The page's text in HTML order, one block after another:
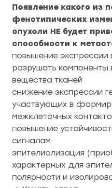
Появление какого из
фенотипических
опухоли НЕ будет
способности к
повышение экспрессии
разрушать компоненты
вещества тканей
снижение экспрессии
участвующих в
межклеточных
повышение
сигналам
эпителиализация
характерных для
полярности и